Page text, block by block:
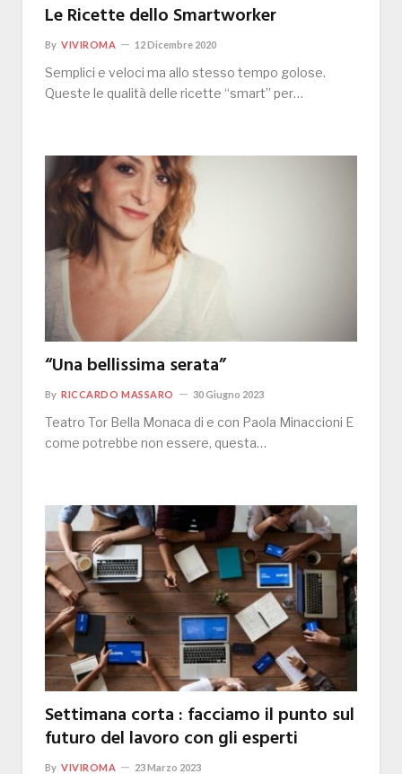
Le Ricette dello Smartworker
By VIVIROMA 12 Dicembre 2020
Semplici e veloci ma allo stesso tempo golose.
Queste le qualità delle ricette “smart” per…
“Una bellissima serata”
By RICCARDO MASSARO 30 Giugno 2023
Teatro Tor Bella Monaca di e con Paola Minaccioni E
come potrebbe non essere, questa…
Settimana corta : facciamo il punto sul
futuro del lavoro con gli esperti
By VIVIROMA 23 Marzo 2023